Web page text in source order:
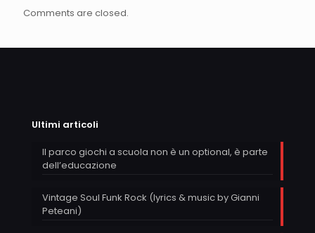
Comments are closed.
Ultimi articoli
Il parco giochi a scuola non è un optional, è parte
dell’educazione
Vintage Soul Funk Rock (lyrics & music by Gianni
Peteani)